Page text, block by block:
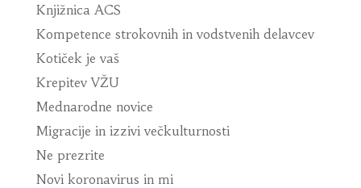
Knjižnica ACS
Kompetence strokovnih in vodstvenih delavcev
Kotiček je vaš
Krepitev VŽU
Mednarodne novice
Migracije in izzivi večkulturnosti
Ne prezrite
Novi koronavirus in mi